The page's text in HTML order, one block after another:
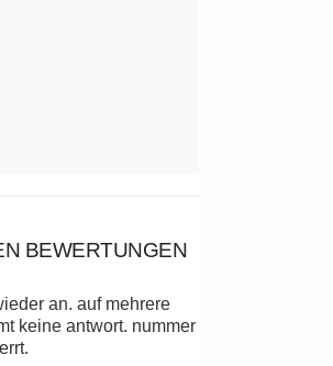
BEWERTUNGEN
keine antwort. nummer